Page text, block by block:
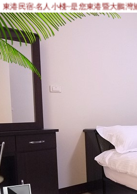
東港民宿‧名人小棧~是您東港暨大鵬灣